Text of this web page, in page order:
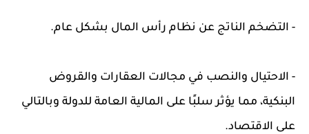
- التضخم الناتج عن نظام رأس المال بشكل عام.
- الاحتيال والنصب في مجالات العقارات والقروض
البنكية، مما يؤثر سلبًا على المالية العامة للدولة وبالتالي
على الاقتصاد.